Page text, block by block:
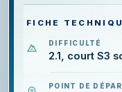
FICHE
DIFFICULTÉ
2.1, court S3
POINT DE